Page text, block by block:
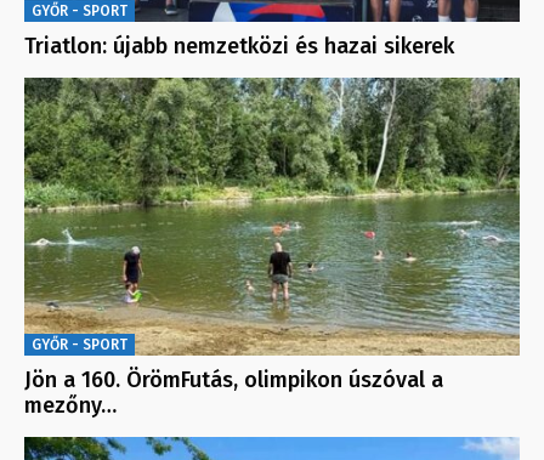
GYŐR - SPORT
Triatlon: újabb nemzetközi és hazai sikerek
GYŐR - SPORT
Jön a 160. ÖrömFutás, olimpikon úszóval a
mezőny…